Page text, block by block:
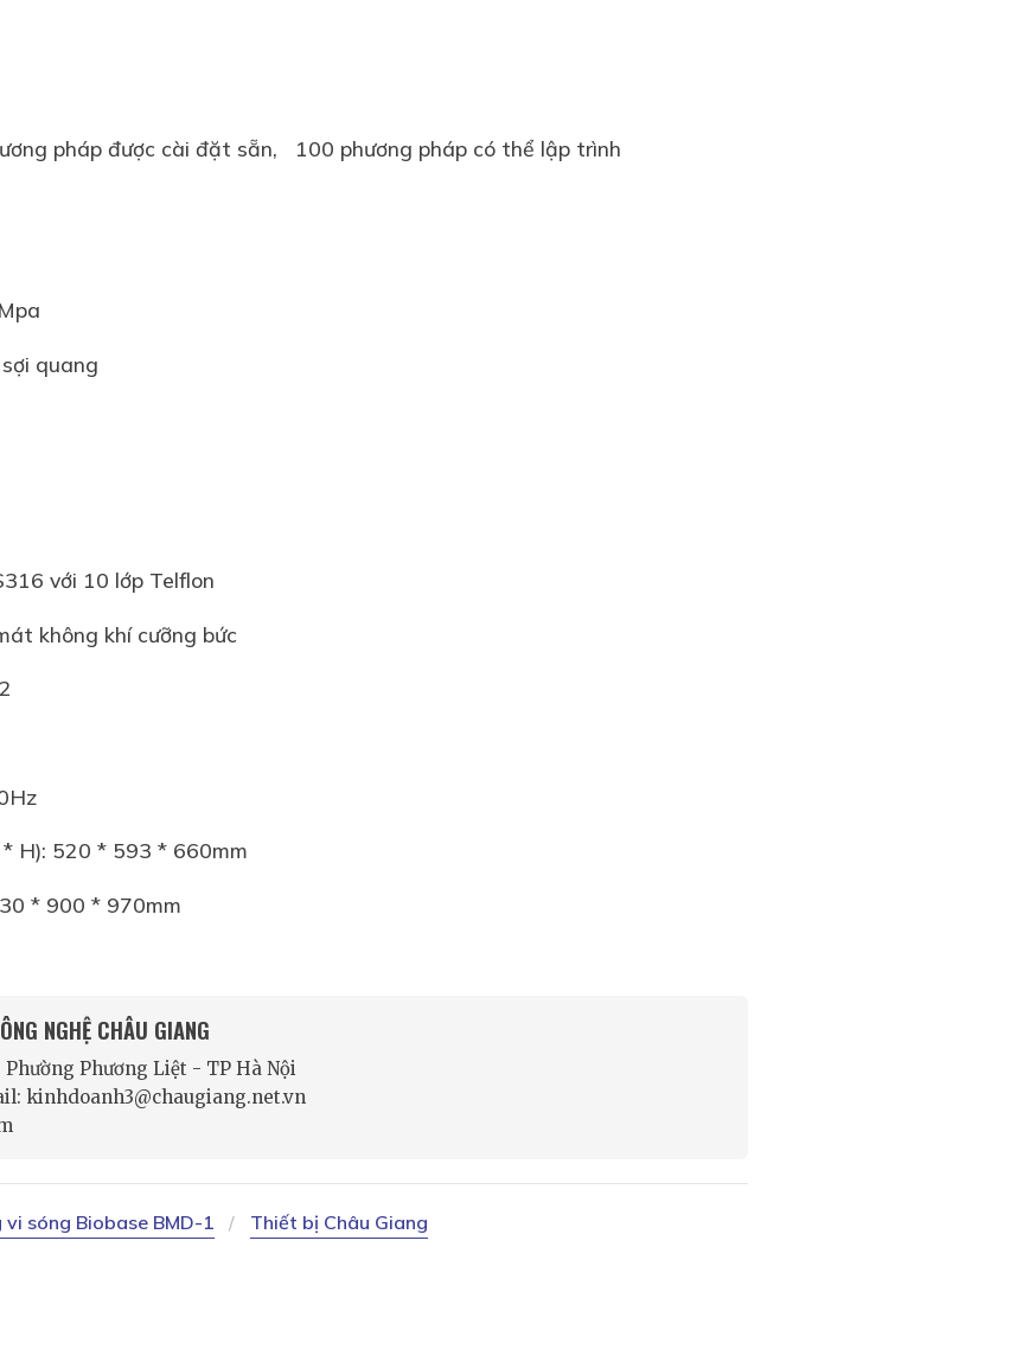
pháp được cài đặt sẵn, 100 phương pháp có thể lập trình
quang
với 10 lớp Telflon
không khí cưỡng bức
H): 520 * 593 * 660mm
* 900 * 970mm
NGHỆ CHÂU GIANG
Phương Liệt - TP Hà Nội
kinhdoanh3@chaugiang.net.vn
sóng Biobase BMD-1 Thiết bị Châu Giang